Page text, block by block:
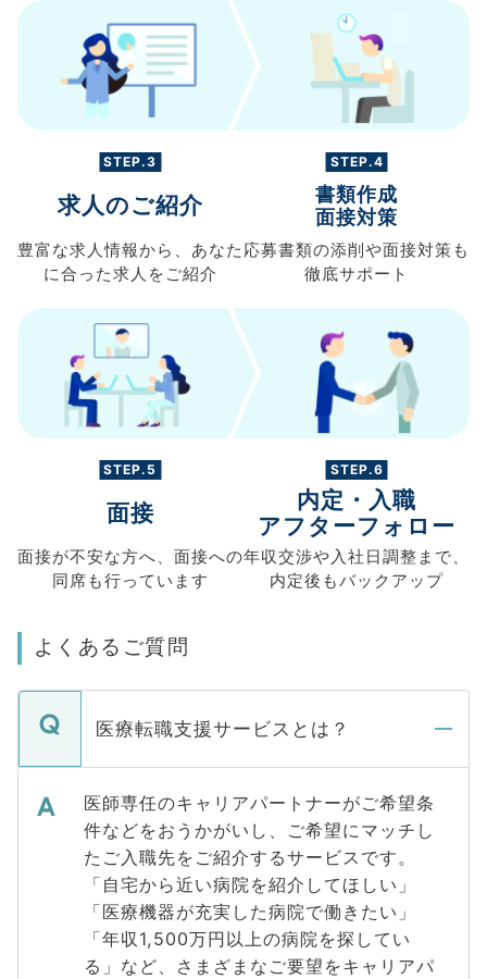
STEP.3
求人のご紹介
豊富な求人情報から、 あなた
に合った求人を ご紹介
STEP.4
書類作成
面接対策
応募書類の添削や面接対策も
徹底サポート
STEP.5
面接
面接が不安な方へ、 面接への
同席も行っています
STEP.6
内定・入職
アフターフォロー
年収交渉や入社日調整まで、
内定後もバックアップ
よくあるご質問
医療転職支援サービスとは？
医師専任のキャリアパートナーがご希望条
件などをおうかがいし、ご希望にマッチし
たご入職先をご紹介するサービスです。
「自宅から近い病院を紹介してほしい」
「医療機器が充実した病院で働きたい」
「年収1,500万円以上の病院を探してい
る」など、さまざまなご要望をキャリアパ